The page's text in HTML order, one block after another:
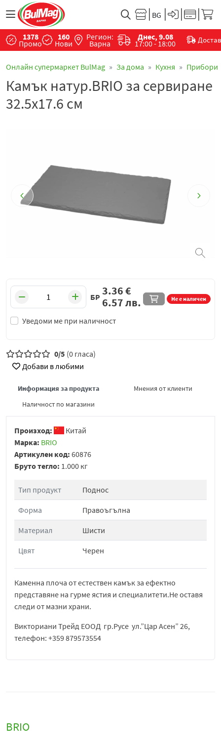
1378
Промо
160
Нови
Регион:
Варна
Днес, 9.08
17:00 - 18:00
Онлайн супермаркет BulMag За дома Кухня Прибори
Камък натур.BRIO за сервиране
32.5x17.6 см
БР Не е наличен
Уведоми ме при наличност
3.36€
6.57лв.
0/5 (0 гласа)
Добави в любими
Информация за продукта
Мнения от клиенти
Наличност по магазини
Произход:
Китай
Марка: BRIO
Артикулен код: 60876
Бруто тегло: 1.000 кг
Тип продукт Поднос
Форма Правоъгълна
Материал Шисти
Цвят Черен
Каменна плоча от естествен камък за ефектно
представяне на гурме ястия и специалитети.Не оставя
следи от мазни храни.
Викториани Трейд ЕООД гр.Русе ул.”Цар Асен” 26,
телефон: +359 879573554
BRIO